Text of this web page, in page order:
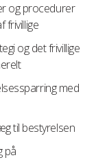
og procedurer
frivillige
og det frivillige
med
til bestyrelsen
på